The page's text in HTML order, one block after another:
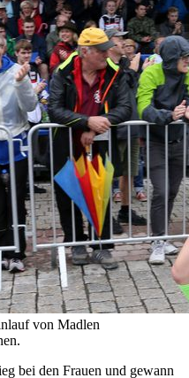
von Madlen
bei den Frauen und gewann